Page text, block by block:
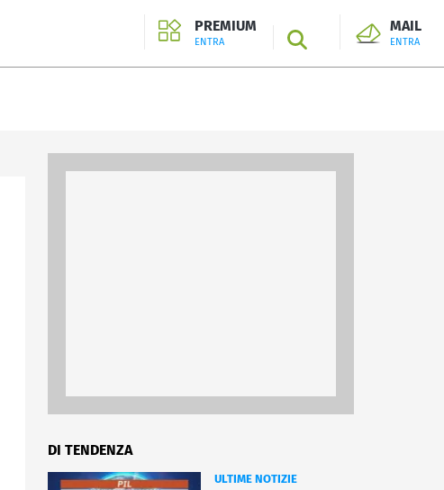
PREMIUM
ENTRA SEARCH
MAIL
ENTRA
DI TENDENZA
ULTIME NOTIZIE